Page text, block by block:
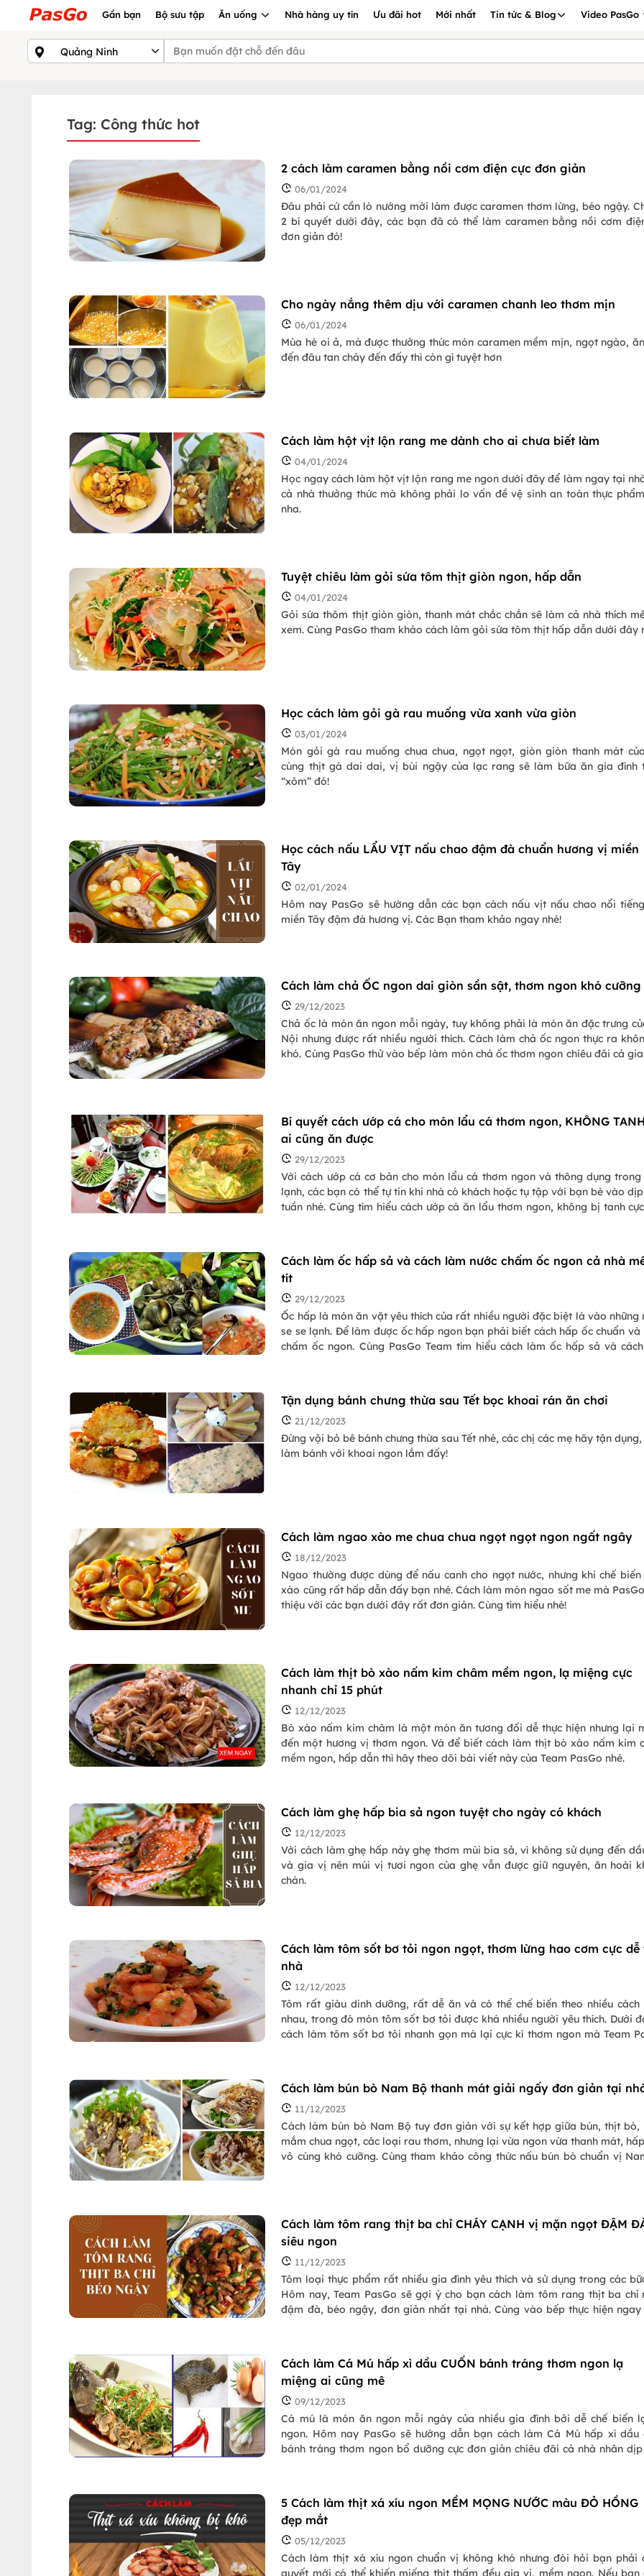
Gần bạn Bộ sưu tập Ăn uống Nhà hàng uy tín Ưu đãi hot Mới nhất Tin tức & Blog Video PasGo
Tag: Công thức hot
2 cách làm caramen bằng nồi cơm điện cực đơn giản
06/01/2024
Đâu phải cứ cần lò nướng mới làm được caramen thơm lừng, béo ngậy.
2 bí quyết dưới đây, các bạn đã có thể làm caramen bằng nồi cơm
đơn giản đó!
Cho ngày nắng thêm dịu với caramen chanh leo thơm mịn
06/01/2024
Mùa hè oi ả, mà được thưởng thức món caramen mềm mịn, ngọt ngào,
đến đâu tan chảy đến đấy thì còn gì tuyệt hơn
Cách làm hột vịt lộn rang me dành cho ai chưa biết làm
04/01/2024
Học ngay cách làm hột vịt lộn rang me ngon dưới đây để làm ngay tại
cả nhà thưởng thức mà không phải lo vấn đề vệ sinh an toàn thực
nha.
Tuyệt chiêu làm gỏi sứa tôm thịt giòn ngon, hấp dẫn
04/01/2024
Gỏi sứa thôm thịt giòn giòn, thanh mát chắc chắn sẽ làm cả nhà thích
xem. Cùng PasGo tham khảo cách làm gỏi sứa tôm thịt hấp dẫn dưới đây
Học cách làm gỏi gà rau muống vừa xanh vừa giòn
03/01/2024
Món gỏi gà rau muống chua chua, ngọt ngọt, giòn giòn thanh mát
cùng thịt gà dai dai, vị bùi ngậy của lạc rang sẽ làm bữa ăn gia đình
“xôm” đó!
Học cách nấu LẨU VỊT nấu chao đậm đà chuẩn hương vị miền
Tây
02/01/2024
Hôm nay PasGo sẽ hướng dẫn các bạn cách nấu vịt nấu chao nổi
miền Tây đậm đà hương vị. Các Bạn tham khảo ngay nhé!
Cách làm chả ỐC ngon dai giòn sần sật, thơm ngon khó cưỡng
29/12/2023
Chả ốc là món ăn ngon mỗi ngày, tuy không phải là món ăn đặc trưng
Nội nhưng được rất nhiều người thích. Cách làm chả ốc ngon thực ra
khó. Cùng PasGo thử vào bếp làm món chả ốc thơm ngon chiêu đãi cả
Bí quyết cách ướp cá cho món lẩu cá thơm ngon, KHÔNG TANH
ai cũng ăn được
29/12/2023
Với cách ướp cá cơ bản cho món lẩu cá thơm ngon và thông dụng trong
lạnh, các bạn có thể tự tin khi nhà có khách hoặc tụ tập với bạn bè vào
tuần nhé. Cùng tìm hiểu cách ướp cá ăn lẩu thơm ngon, không bị tanh
Cách làm ốc hấp sả và cách làm nước chấm ốc ngon cả nhà
tít
29/12/2023
Ốc hấp là món ăn vặt yêu thích của rất nhiều người đặc biệt là vào những
se se lạnh. Để làm được ốc hấp ngon bạn phải biết cách hấp ốc chuẩn và
chấm ốc ngon. Cùng PasGo Team tìm hiểu cách làm ốc hấp sả và cách
Tận dụng bánh chưng thừa sau Tết bọc khoai rán ăn chơi
21/12/2023
Đừng vội bỏ bê bánh chưng thừa sau Tết nhé, các chị các mẹ hãy tận
làm bánh với khoai ngon lắm đấy!
Cách làm ngao xào me chua chua ngọt ngọt ngon ngất ngây
18/12/2023
Ngao thường được dùng để nấu canh cho ngọt nước, nhưng khi chế biến
xào cũng rất hấp dẫn đấy bạn nhé. Cách làm món ngao sốt me mà
thiệu với các bạn dưới đây rất đơn giản. Cùng tìm hiểu nhé!
Cách làm thịt bò xào nấm kim châm mềm ngon, lạ miệng cực
nhanh chỉ 15 phút
12/12/2023
Bò xào nấm kim châm là một món ăn tương đối dễ thực hiện nhưng lại
đến một hương vị thơm ngon. Và để biết cách làm thịt bò xào nấm kim
mềm ngon, hấp dẫn thì hãy theo dõi bài viết này của Team PasGo nhé.
Cách làm ghẹ hấp bia sả ngon tuyệt cho ngày có khách
12/12/2023
Với cách làm ghẹ hấp này ghẹ thơm mùi bia sả, vì không sử dụng đến
và gia vị nên mùi vị tươi ngon của ghẹ vẫn được giữ nguyên, ăn hoài
chán.
Cách làm tôm sốt bơ tỏi ngon ngọt, thơm lừng hao cơm cực dễ
nhà
12/12/2023
Tôm rất giàu dinh dưỡng, rất dễ ăn và có thể chế biến theo nhiều cách
nhau, trong đó món tôm sốt bơ tỏi được khá nhiều người yêu thích. Dưới
cách làm tôm sốt bơ tỏi nhanh gọn mà lại cực kì thơm ngon mà Team
Cách làm bún bò Nam Bộ thanh mát giải ngấy đơn giản tại
11/12/2023
Cách làm bún bò Nam Bộ tuy đơn giản với sự kết hợp giữa bún, thịt bò,
mắm chua ngọt, các loại rau thơm, nhưng lại vừa ngon vừa thanh mát,
vô cùng khó cưỡng. Cùng tham khảo công thức nấu bún bò chuẩn vị
Cách làm tôm rang thịt ba chỉ CHÁY CẠNH vị mặn ngọt ĐẬM
siêu ngon
11/12/2023
Tôm loại thực phẩm rất nhiều gia đình yêu thích và sử dụng trong các
Hôm nay, Team PasGo sẽ gợi ý cho bạn cách làm tôm rang thịt ba chỉ
đậm đà, béo ngậy, đơn giản nhất tại nhà. Cùng vào bếp thực hiện ngay
Cách làm Cá Mú hấp xì dầu CUỐN bánh tráng thơm ngon lạ
miệng ai cũng mê
09/12/2023
Cá mú là món ăn ngon mỗi ngày của nhiều gia đình bởi dễ chế biến
ngon. Hôm nay PasGo sẽ hướng dẫn bạn cách làm Cá Mú hấp xì dầu
bánh tráng thơm ngon bổ dưỡng cực đơn giản chiêu đãi cả nhà nhân dịp
5 Cách làm thịt xá xíu ngon MỀM MỌNG NƯỚC màu ĐỎ HỒNG
đẹp mắt
05/12/2023
Cách làm thịt xá xíu ngon chuẩn vị không khó nhưng đòi hỏi bạn phải
quyết mới có thể khiến miếng thịt thấm đều gia vị, mềm ngon. Nếu bạn